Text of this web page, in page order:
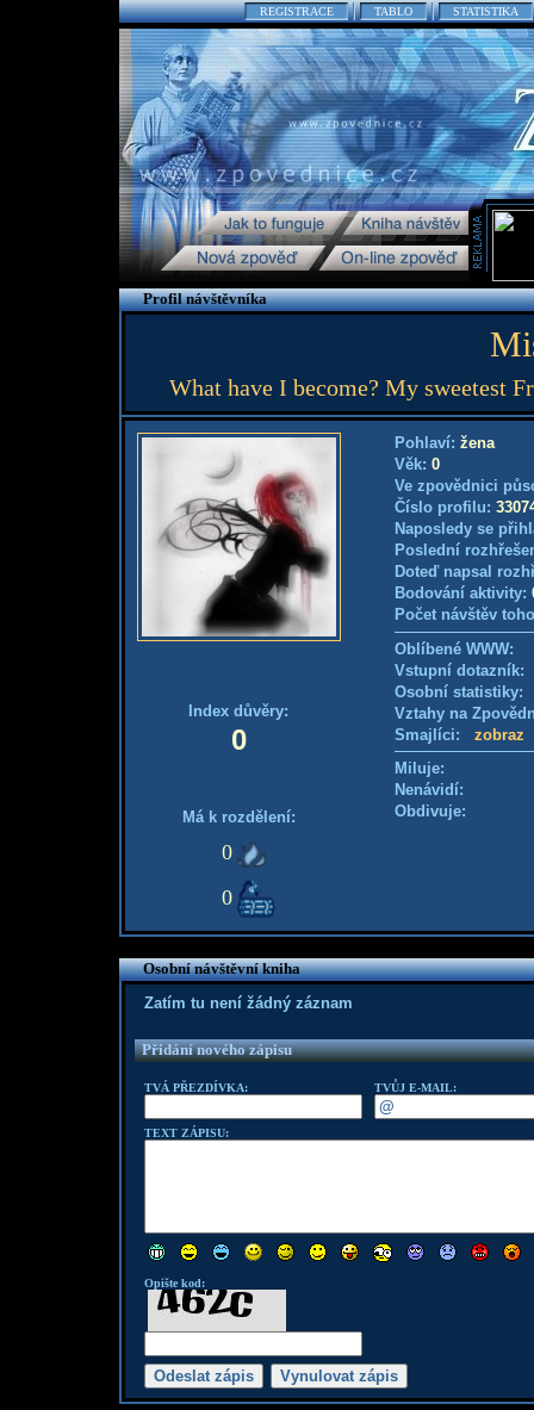
REGISTRACE TABLO STATISTIKA
Profil návštěvníka
What have I become? My sweetest
Index důvěry:
0
Má k rozdělení:
0
0
Pohlaví: žena
Věk: 0
Ve zpovědnici
Číslo profilu:
Naposledy se
Poslední
Doteď napsal
Bodování aktivity:
Počet návštěv
Oblíbené WWW:
Vstupní
Osobní
Vztahy na
Smajlíci: zobraz
Miluje:
Nenávidí:
Obdivuje:
Osobní návštěvní kniha
Zatím tu není žádný záznam
Přidání nového zápisu
TVÁ PŘEZDÍVKA: TVŮJ E-MAIL:
TEXT ZÁPISU:
Opište kod: